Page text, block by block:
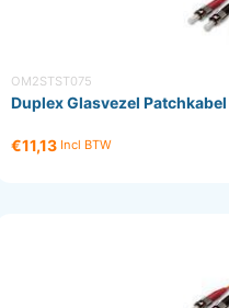
OM2STST075
Duplex Glasvezel
€11,13 Incl BTW